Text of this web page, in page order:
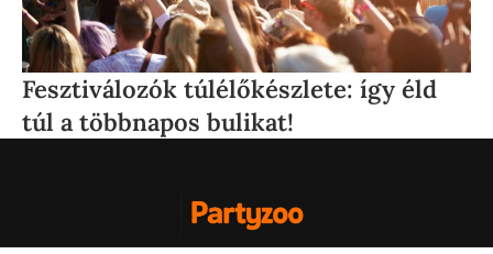
Fesztiválozók túlélőkészlete: így éld
túl a többnapos bulikat!